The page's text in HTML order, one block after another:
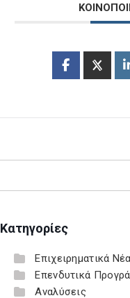
Κατηγορίες
Επιχειρηματικά
Επενδυτικά
Αναλύσεις